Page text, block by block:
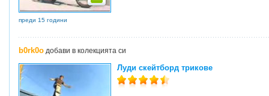
преди 15 години
b0rk0o добави в колекцията си
Луди скейтборд трикове